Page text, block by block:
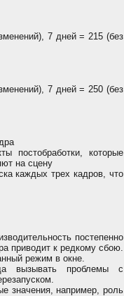
7 дней = 215 (без
7 дней = 250 (без
постобработки, которые
на сцену
каждых трех кадров, что
постепенно
приводит к редкому сбою.
режим в окне.
вызывать проблемы с
значения, например, роль